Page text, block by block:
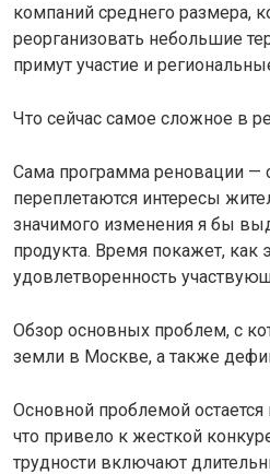
компаний среднего размера,
реорганизовать небольшие
примут участие и
Что сейчас самое сложное в
Сама программа реновации —
переплетаются интересы
значимого изменения я бы
продукта. Время покажет,
удовлетворенность
Обзор основных проблем, с
земли в Москве, а также
Основной проблемой
что привело к жесткой
трудности включают